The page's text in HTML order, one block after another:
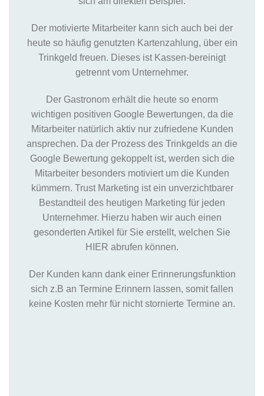
Der motivierte Mitarbeiter kann sich auch bei der
heute so häufig genutzten Kartenzahlung, über ein
Trinkgeld freuen. Dieses ist Kassen-bereinigt
getrennt vom Unternehmer.
Der Gastronom erhält die heute so enorm
wichtigen positiven Google Bewertungen, da die
Mitarbeiter natürlich aktiv nur zufriedene Kunden
ansprechen. Da der Prozess des Trinkgelds an die
Google Bewertung gekoppelt ist, werden sich die
Mitarbeiter besonders motiviert um die Kunden
kümmern. Trust Marketing ist ein unverzichtbarer
Bestandteil des heutigen Marketing für jeden
Unternehmer. Hierzu haben wir auch einen
gesonderten Artikel für Sie erstellt, welchen Sie
HIER abrufen können.
Der Kunden kann dank einer Erinnerungsfunktion
sich z.B an Termine Erinnern lassen, somit fallen
keine Kosten mehr für nicht stornierte Termine an.